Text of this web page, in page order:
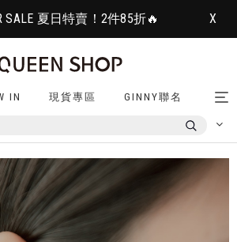
SALE 夏日特賣！2件85折🔥 X
IN 現貨專區 GINNY聯名